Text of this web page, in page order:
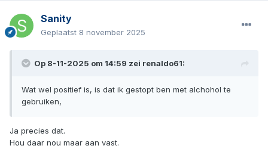
Sanity
Geplaatst 8 november 2025
Op 8-11-2025 om 14:59 zei renaldo61:
Wat wel positief is, is dat ik gestopt ben met alchohol te
gebruiken,
Ja precies dat.
Hou daar nou maar aan vast.